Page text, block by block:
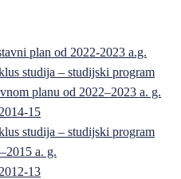
plan od 2022-2023 a.g.
studija – studijski program
planu od 2022–2023 a. g.
15
studija – studijski program
a. g.
13